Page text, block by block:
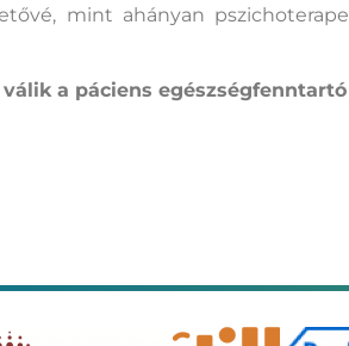
mint ahányan
a páciens